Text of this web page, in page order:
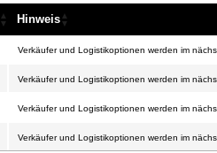
Hinweis
Verkäufer und Logistikoptionen werden im
Verkäufer und Logistikoptionen werden im
Verkäufer und Logistikoptionen werden im
Verkäufer und Logistikoptionen werden im